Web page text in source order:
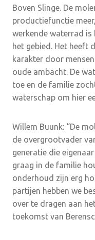
Boven Slinge. De
productiefunctie
werkende waterrad is
het gebied. Het heeft
karakter door
oude ambacht. De
toe en de familie
waterschap om hier
Willem Buunk: “De
de overgrootvader
generatie die
graag in de familie
onderhoud zijn erg
partijen hebben we
over te dragen aan
toekomst van